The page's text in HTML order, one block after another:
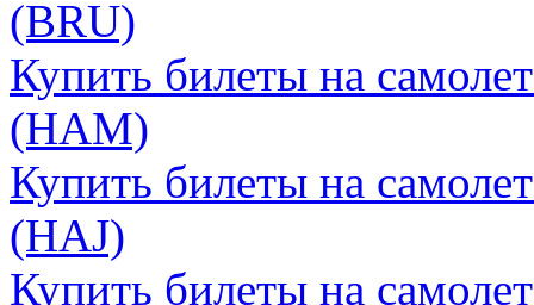
(BRU)
Купить билеты на
(HAM)
Купить билеты на
(HAJ)
Купить билеты на